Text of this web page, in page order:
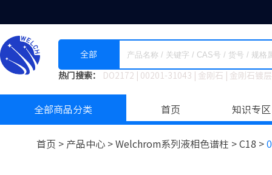
全部
热门搜索： DO2172 00201-31043 金刚石 金刚石镀
全部商品分类 首页 知识专区
首页 > 产品中心 > Welchrom系列液相色谱柱 > C18 >